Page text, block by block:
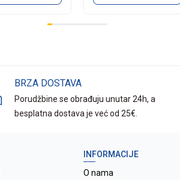
BRZA DOSTAVA
Porudžbine se obrađuju unutar 24h, a
besplatna dostava je već od 25€.
INFORMACIJE
O nama